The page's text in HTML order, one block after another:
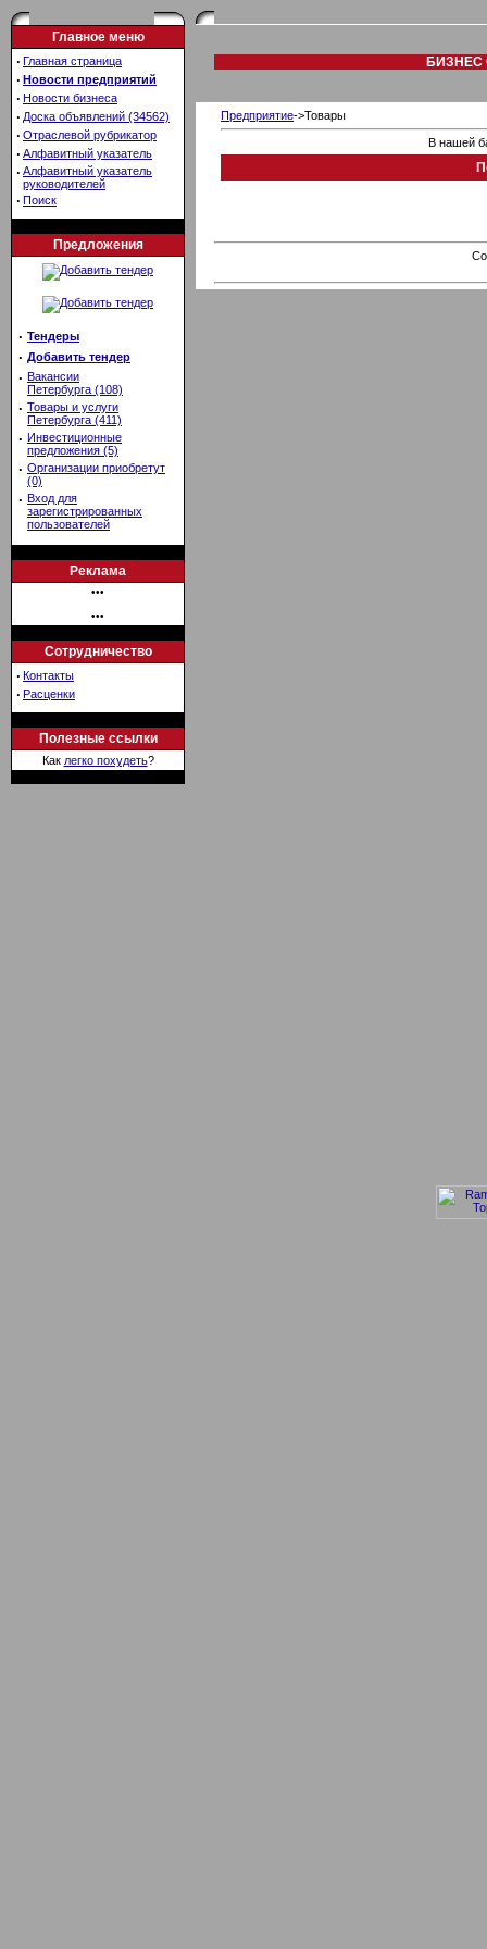
Главное меню
· Главная страница
· Новости предприятий
· Новости бизнеса
· Доска объявлений (34562)
· Отраслевой рубрикатор
· Алфавитный указатель
· Алфавитный указатель
руководителей
· Поиск
Предложения
· Тендеры
· Добавить тендер
· Вакансии
Петербурга (108)
· Товары и услуги
Петербурга (411)
· Инвестиционные
предложения (5)
· Организации приобретут
(0)
· Вход для
зарегистрированных
пользователей
Реклама
•••
•••
Сотрудничество
· Контакты
· Расценки
Полезные ссылки
Как легко похудеть?
БИЗНЕС
Предприятие->Товары
В нашей